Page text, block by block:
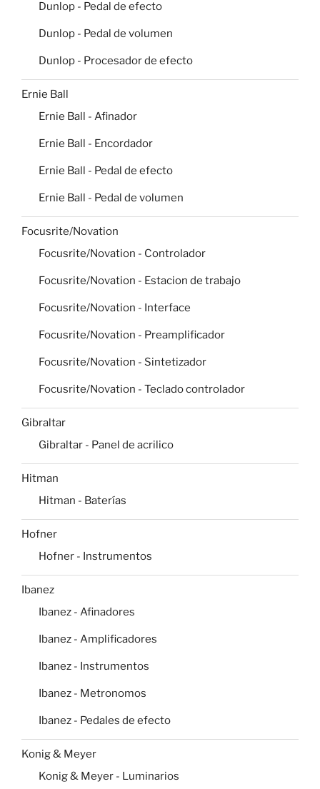
Dunlop - Pedal de efecto
Dunlop - Pedal de volumen
Dunlop - Procesador de efecto
Ernie Ball
Ernie Ball - Afinador
Ernie Ball - Encordador
Ernie Ball - Pedal de efecto
Ernie Ball - Pedal de volumen
Focusrite/Novation
Focusrite/Novation - Controlador
Focusrite/Novation - Estacion de trabajo
Focusrite/Novation - Interface
Focusrite/Novation - Preamplificador
Focusrite/Novation - Sintetizador
Focusrite/Novation - Teclado controlador
Gibraltar
Gibraltar - Panel de acrilico
Hitman
Hitman - Baterías
Hofner
Hofner - Instrumentos
Ibanez
Ibanez - Afinadores
Ibanez - Amplificadores
Ibanez - Instrumentos
Ibanez - Metronomos
Ibanez - Pedales de efecto
Konig & Meyer
Konig & Meyer - Luminarios